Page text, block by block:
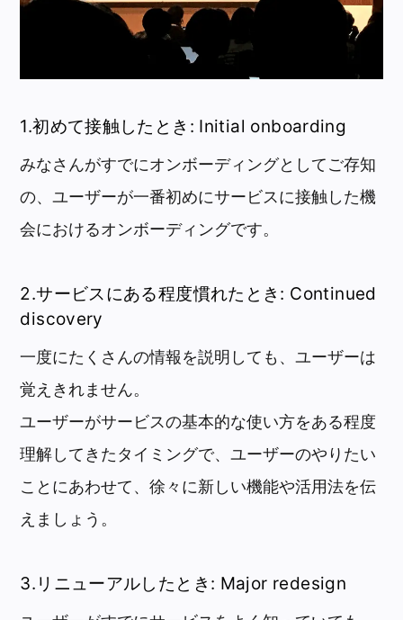
1.初めて接触したとき: Initial onboarding
みなさんがすでにオンボーディングとしてご存知
の、ユーザーが一番初めにサービスに接触した機
会におけるオンボーディングです。
2.サービスにある程度慣れたとき: Continued
discovery
一度にたくさんの情報を説明しても、ユーザーは
覚えきれません。
ユーザーがサービスの基本的な使い方をある程度
理解してきたタイミングで、ユーザーのやりたい
ことにあわせて、徐々に新しい機能や活用法を伝
えましょう。
3.リニューアルしたとき: Major redesign